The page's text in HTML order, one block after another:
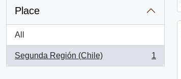
Place
All
Segunda Región (Chile)
, 1 results
1